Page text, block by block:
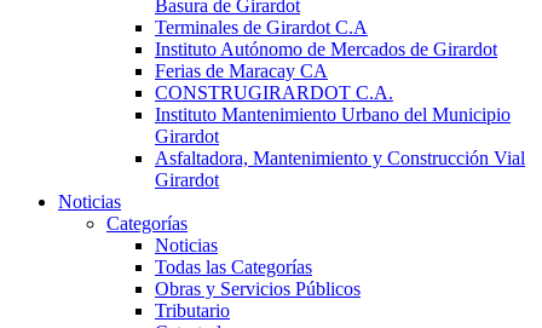
Basura de Girardot
Terminales de Girardot C.A
Instituto Autónomo de Mercados de Girardot
Ferias de Maracay CA
CONSTRUGIRARDOT C.A.
Instituto Mantenimiento Urbano del Municipio
Girardot
Asfaltadora, Mantenimiento y Construcción Vial
Girardot
Noticias
Categorías
Noticias
Todas las Categorías
Obras y Servicios Públicos
Tributario